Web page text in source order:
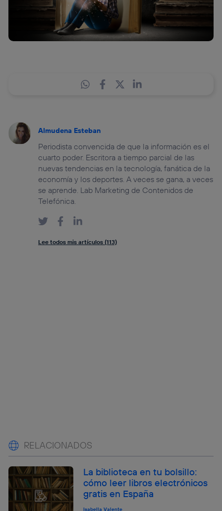
Almudena Esteban
Periodista convencida de que la información es el
cuarto poder. Escritora a tiempo parcial de las
nuevas tendencias en la tecnología, fanática de la
economía y los deportes. A veces se gana, a veces
se aprende. Lab Marketing de Contenidos de
Telefónica.
Lee todos mis artículos (113)
RELACIONADOS
La biblioteca en tu bolsillo:
cómo leer libros electrónicos
gratis en España
Isabella Valente